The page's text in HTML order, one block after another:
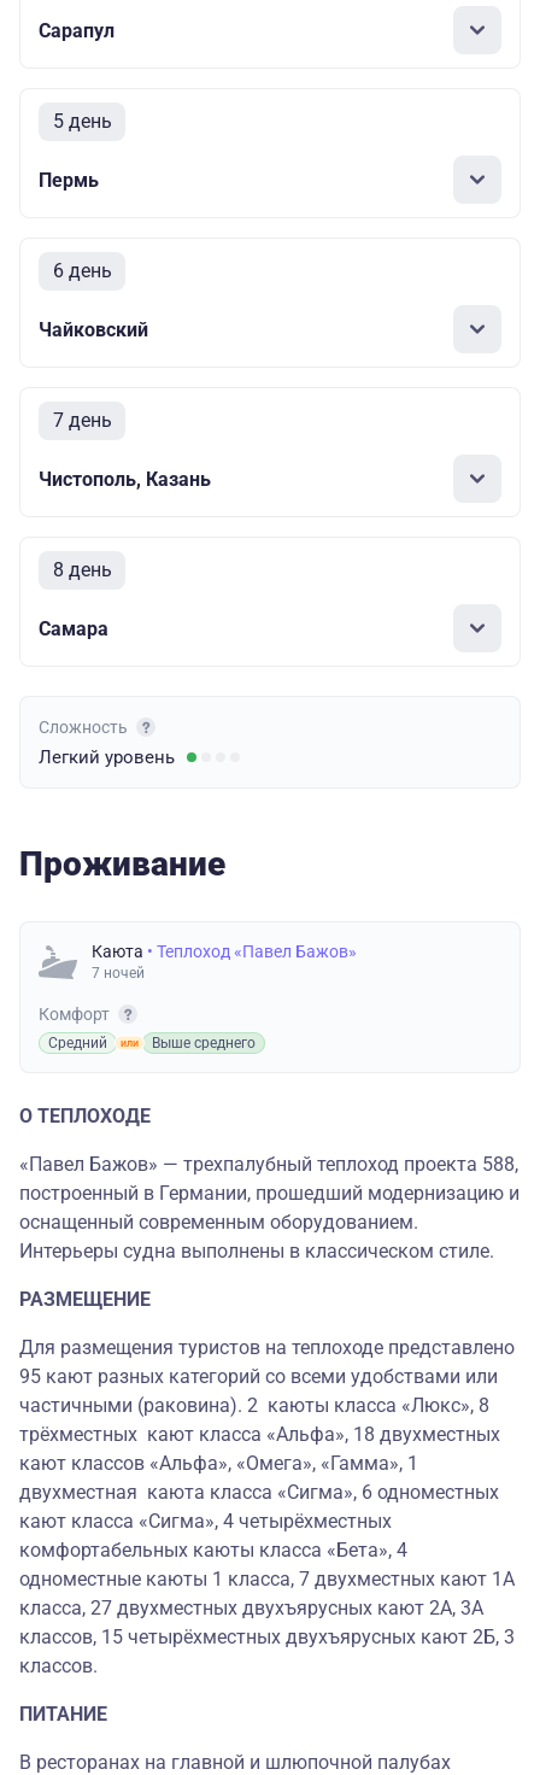
Сарапул
5 день
Пермь
6 день
Чайковский
7 день
Чистополь, Казань
8 день
Самара
Сложность
Легкий уровень
Проживание
Каюта • Теплоход «Павел Бажов»
7 ночей
Комфорт
Средний Выше среднего
О ТЕПЛОХОДЕ
«Павел Бажов» — трехпалубный теплоход проекта 588,
построенный в Германии, прошедший модернизацию и
оснащенный современным оборудованием.
Интерьеры судна выполнены в классическом стиле.
РАЗМЕЩЕНИЕ
Для размещения туристов на теплоходе представлено
95 кают разных категорий со всеми удобствами или
частичными (раковина). 2 каюты класса «Люкс», 8
трёхместных кают класса «Альфа», 18 двухместных
кают классов «Альфа», «Омега», «Гамма», 1
двухместная каюта класса «Сигма», 6 одноместных
кают класса «Сигма», 4 четырёхместных
комфортабельных каюты класса «Бета», 4
одноместные каюты 1 класса, 7 двухместных кают 1А
класса, 27 двухместных двухъярусных кают 2А, 3А
классов, 15 четырёхместных двухъярусных кают 2Б, 3
классов.
ПИТАНИЕ
В ресторанах на главной и шлюпочной палубах